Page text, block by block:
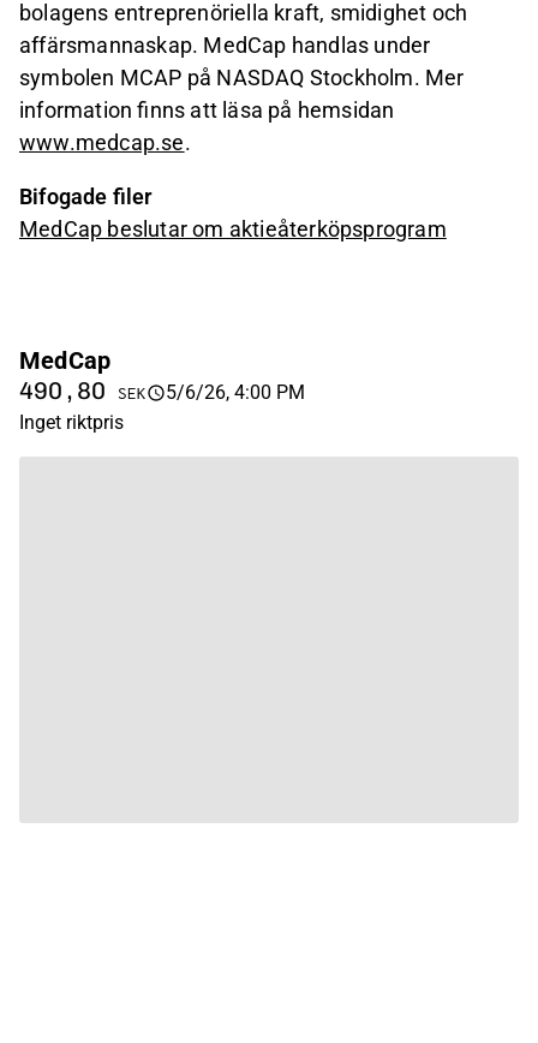
bolagens entreprenöriella kraft, smidighet och
affärsmannaskap. MedCap handlas under
symbolen MCAP på NASDAQ Stockholm. Mer
information finns att läsa på hemsidan
www.medcap.se.
Bifogade filer
MedCap beslutar om aktieåterköpsprogram
MedCap
490,80 SEK
5/6/26, 4:00 PM
Inget riktpris